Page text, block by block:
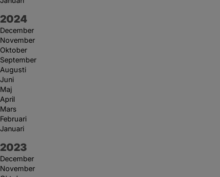
År:
2024
December
November
Oktober
September
Augusti
Juni
Maj
April
Mars
Februari
Januari
År:
2023
December
November